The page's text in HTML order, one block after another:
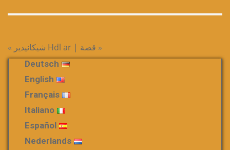
« قصة | Hdl ar شيكانيدير »
Deutsch
English
Français
Italiano
Español
Nederlands